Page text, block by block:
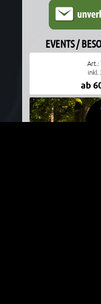
EVENTS /
Art.:
inkl.
ab